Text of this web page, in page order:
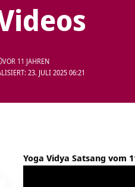
23. JULI 2025 06:21
VOR 11 JAHREN
Yoga Vidya Satsang vom